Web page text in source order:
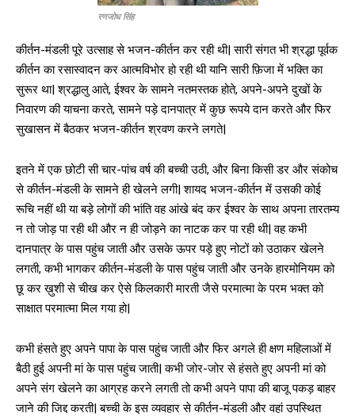
रणजोध सिंह
कीर्तन-मंडली पूरे उत्साह से भजन-कीर्तन कर रही थी| सारी संगत भी श्रद्धा पूर्वक
कीर्तन का रसास्वादन कर आत्मविभोर हो रही थी यानि सारी फ़िजा में भक्ति का
सुरूर था| श्रद्धालु आते, ईश्वर के सामने नतमस्तक होते, अपने-अपने दुखों के
निवारण की याचना करते, सामने पड़े दानपात्र में कुछ रूपये दान करते और फिर
सुखासन में बैठकर भजन-कीर्तन श्रवण करने लगते|
इतने में एक छोटी सी चार-पांच वर्ष की बच्ची उठी, और बिना किसी डर और संकोच
से कीर्तन-मंडली के सामने ही खेलने लगी| शायद भजन-कीर्तन में उसकी कोई
रूचि नहीं थी या बड़े लोगों की भांति वह आंखे बंद कर ईश्वर के साथ अपना तारतम्य
न तो जोड़ पा रही थी और न ही जोड़ने का नाटक कर पा रही थी| वह कभी
दानपात्र के पास पहुंच जाती और उसके ऊपर पड़े हुए नोटों को उठाकर खेलने
लगती, कभी भागकर कीर्तन-मंडली के पास पहुंच जाती और उनके हारमोनियम को
छू कर ख़ुशी से चीख कर ऐसे किलकारी मारती जैसे परमात्मा के परम भक्त को
साक्षात परमात्मा मिल गया हो|
कभी हंसते हुए अपने पापा के पास पहुंच जाती और फिर अगले ही क्षण महिलाओं में
बैठी हुई अपनी मां के पास पहुंच जाती| कभी जोर-जोर से हंसते हुए अपनी मां को
अपने संग खेलने का आग्रह करने लगती तो कभी अपने पापा की बाजू पकड़ बाहर
जाने की जिद्द करती| बच्ची के इस व्यवहार से कीर्तन-मंडली और वहां उपस्थित